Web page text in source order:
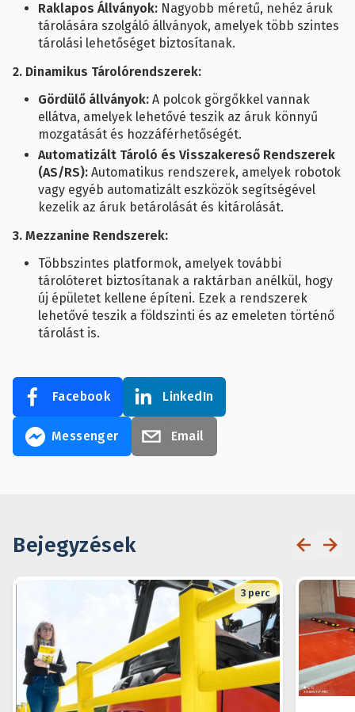
Raklapos Állványok: Nagyobb méretű, nehéz áruk
tárolására szolgáló állványok, amelyek több szintes
tárolási lehetőséget biztosítanak.
2. Dinamikus Tárolórendszerek:
Gördülő állványok: A polcok görgőkkel vannak
ellátva, amelyek lehetővé teszik az áruk könnyű
mozgatását és hozzáférhetőségét.
Automatizált Tároló és Visszakereső Rendszerek
(AS/RS): Automatikus rendszerek, amelyek robotok
vagy egyéb automatizált eszközök segítségével
kezelik az áruk betárolását és kitárolását.
3. Mezzanine Rendszerek:
Többszintes platformok, amelyek további
tárolóteret biztosítanak a raktárban anélkül, hogy
új épületet kellene építeni. Ezek a rendszerek
lehetővé teszik a földszinti és az emeleten történő
tárolást is.
Facebook LinkedIn
Messenger Email
Bejegyzések
3 perc